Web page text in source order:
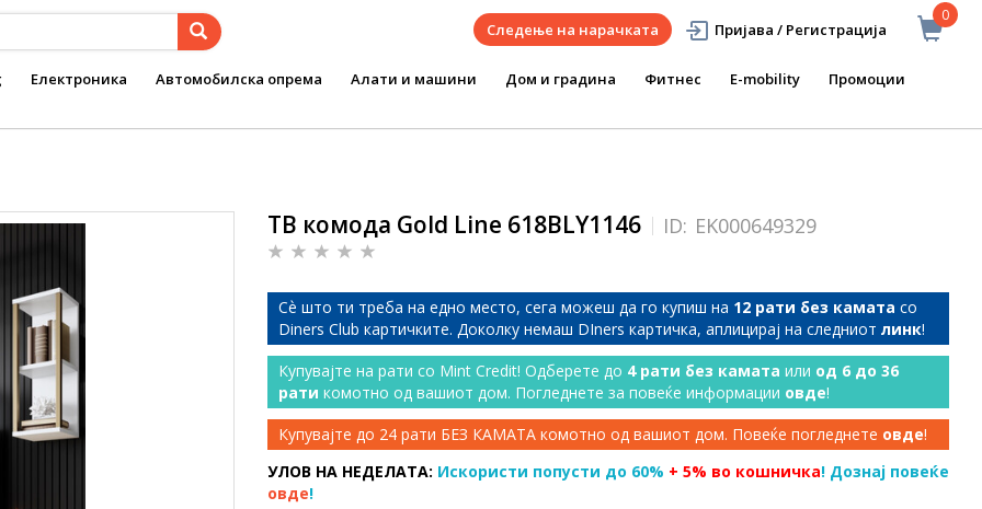
0
Следење на нарачката Пријава / Регистрација
Електроника Автомобилска опрема Алати и машини Дом и градина Фитнес E-mobility Промоции
ТВ комода Gold Line 618BLY1146 ID: EK000649329
Сѐ што ти треба на едно место, сега можеш да го купиш на 12 рати без камата со
Diners Club картичките. Доколку немаш DIners картичка, аплицирај на следниот линк!
Купувајте на рати со Mint Credit! Одберете до 4 рати без камата или од 6 до 36
рати комотно од вашиот дом. Погледнете за повеќе информации овде!
Купувајте до 24 рати БЕЗ КАМАТА комотно од вашиот дом. Повеќе погледнете овде!
УЛОВ НА НЕДЕЛАТА: Искористи попусти до 60% + 5% во кошничка! Дознај повеќе
овде!